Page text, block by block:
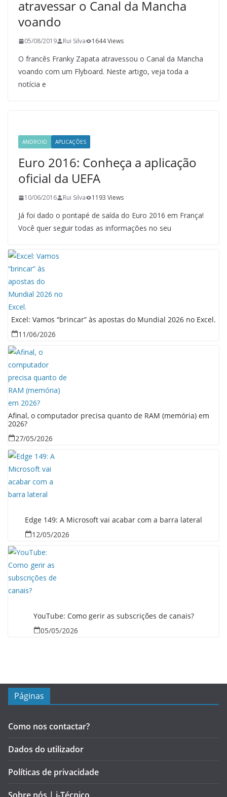
atravessar o Canal da Mancha
voando
05/08/2019 Rui Silva 1644 Views
O francês Franky Zapata atravessou o Canal da Mancha
voando com um Flyboard. Neste artigo, veja toda a
notícia e
ANDROID APLICAÇÕES
Euro 2016: Conheça a aplicação
oficial da UEFA
10/06/2016 Rui Silva 1193 Views
Já foi dado o pontapé de saída do Euro 2016 em França!
Você quer seguir todas as informações no seu
Excel: Vamos “brincar” às apostas do Mundial 2026 no Excel.
11/06/2026
Afinal, o computador precisa quanto de RAM (memória) em
2026?
27/05/2026
Edge 149: A Microsoft vai acabar com a barra lateral
12/05/2026
YouTube: Como gerir as subscrições de canais?
05/05/2026
Páginas
Como nos contactar?
Dados do utilizador
Políticas de privacidade